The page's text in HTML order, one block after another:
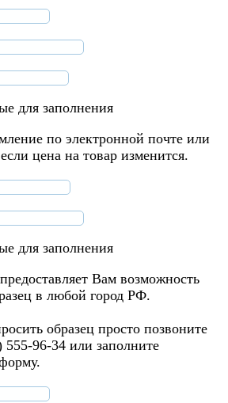
для заполнения
по электронной почте или
цена на товар изменится.
для заполнения
Вам возможность
в любой город РФ.
образец просто позвоните
96-34 или заполните